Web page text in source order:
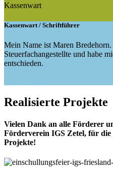
Kassenwart
Kassenwart / Schriftführer
Mein Name ist Maren
Steuerfachangestellte und habe
entschieden.
Realisierte Projekte
Vielen Dank an alle Förderer
Förderverein IGS Zetel, für die
Projekte!